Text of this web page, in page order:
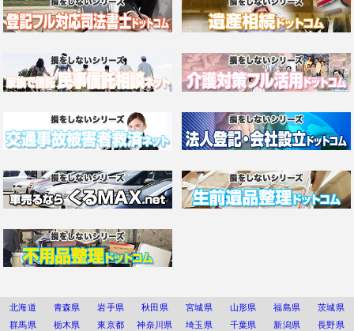
北海道 青森県 岩手県 秋田県 宮城県 山形県 福島県
茨城県
群馬県
栃木県 東京都 神奈川県 埼玉県 千葉県 新潟県
長野県